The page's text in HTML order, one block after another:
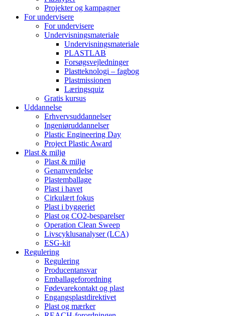
Projekter og kampagner
For undervisere
For undervisere
Undervisningsmateriale
Undervisningsmateriale
PLASTLAB
Forsøgsvejledninger
Plastteknologi – fagbog
Plastmissionen
Læringsquiz
Gratis kursus
Uddannelse
Erhvervsuddannelser
Ingeniøruddannelser
Plastic Engineering Day
Project Plastic Award
Plast & miljø
Plast & miljø
Genanvendelse
Plastemballage
Plast i havet
Cirkulært fokus
Plast i byggeriet
Plast og CO2-besparelser
Operation Clean Sweep
Livscyklusanalyser (LCA)
ESG-kit
Regulering
Regulering
Producentansvar
Emballageforordning
Fødevarekontakt og plast
Engangsplastdirektivet
Plast og mærker